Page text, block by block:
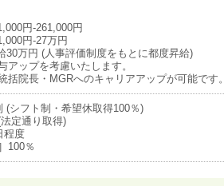
円-261,000円
円-27万円
30万円 (人事評価制度をもとに都度昇給)
ップを考慮いたします。
括院長・MGRへのキャリアアップが可能です。
(シフト制・希望休取得100％)
法定通り取得)
程度
100％